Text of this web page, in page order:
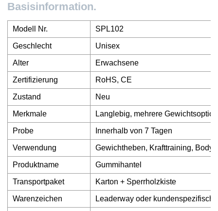
Basisinformation.
Modell Nr. SPL102
Geschlecht Unisex
Alter Erwachsene
Zertifizierung RoHS, CE
Zustand Neu
Merkmale Langlebig, mehrere
Probe Innerhalb von 7 Tagen
Verwendung Gewichtheben, Krafttraining,
Produktname Gummihantel
Transportpaket Karton + Sperrholzkiste
Warenzeichen Leaderway oder kundenspezifisch